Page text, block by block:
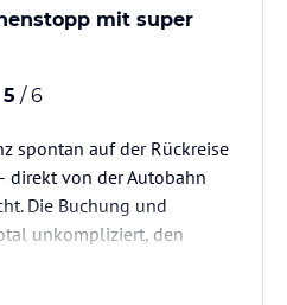
des jeweiligen Veranstalters.
mit super
5 / 6
spontan auf der Rückreise
direkt von der Autobahn
Die Buchung und
unkompliziert, den
Die Zimmer waren